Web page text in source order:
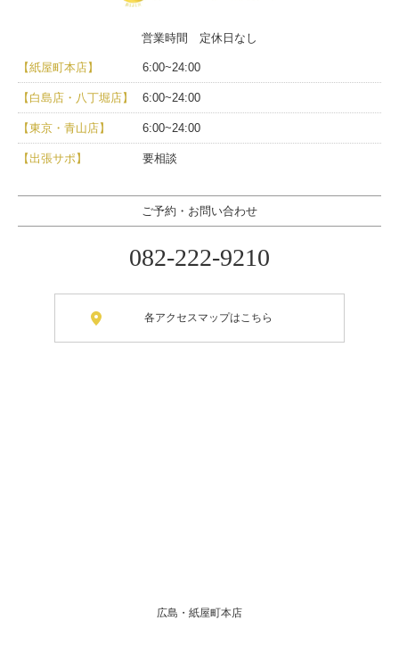
営業時間 定休日なし
【紙屋町本店】 6:00~24:00
【白島店・八丁堀店】 6:00~24:00
【東京・青山店】 6:00~24:00
【出張サポ】 要相談
ご予約・お問い合わせ
082-222-9210
各アクセスマップはこちら
広島・紙屋町本店